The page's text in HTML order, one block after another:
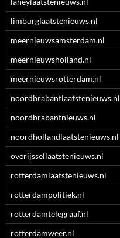
limburglaatstenieuws.nl
meernieuwsamsterdam.nl
meernieuwsholland.nl
meernieuwsrotterdam.nl
noordbrabantlaatstenieuws.nl
noordbrabantnieuws.nl
noordhollandlaatstenieuws.nl
overijssellaatstenieuws.nl
rotterdamlaatstenieuws.nl
rotterdampolitiek.nl
rotterdamtelegraaf.nl
rotterdamweer.nl